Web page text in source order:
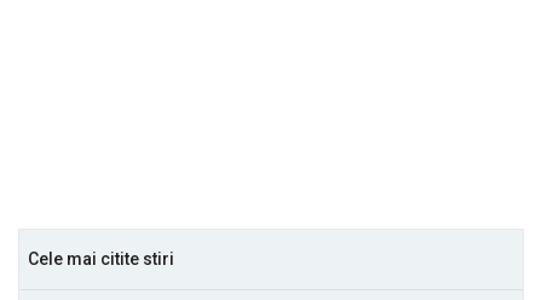
Cele mai citite stiri